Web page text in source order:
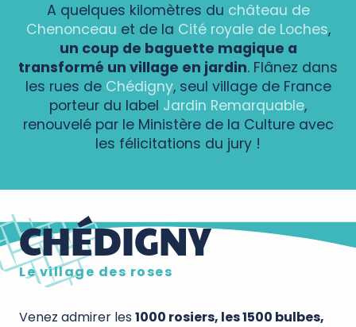
A quelques kilomètres du château de
Chenonceau et de la Cité royale de Loches,
un coup de baguette magique a
transformé un village en jardin. Flânez dans
les rues de Chédigny, seul village de France
porteur du label Jardin Remarquable,
renouvelé par le Ministère de la Culture avec
les félicitations du jury !
CHÉDIGNY
Le village des roses
Venez admirer les1000 rosiers, les 1500 bulbes,